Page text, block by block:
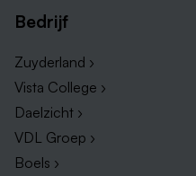
Bedrijf
Zuyderland ›
Vista College ›
Daelzicht ›
VDL Groep ›
Boels ›